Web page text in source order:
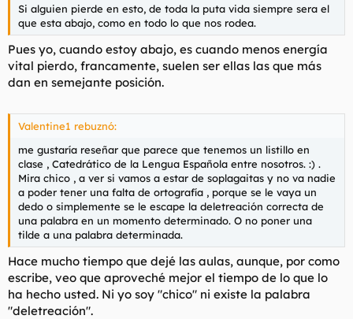
Si alguien pierde en esto, de toda la puta vida siempre sera el
que esta abajo, como en todo lo que nos rodea.
Pues yo, cuando estoy abajo, es cuando menos energía
vital pierdo, francamente, suelen ser ellas las que más
dan en semejante posición.
Valentine1 rebuznó:
me gustaría reseñar que parece que tenemos un listillo en
clase , Catedrático de la Lengua Española entre nosotros. :) .
Mira chico , a ver si vamos a estar de soplagaitas y no va nadie
a poder tener una falta de ortografía , porque se le vaya un
dedo o simplemente se le escape la deletreación correcta de
una palabra en un momento determinado. O no poner una
tilde a una palabra determinada.
Hace mucho tiempo que dejé las aulas, aunque, por como
escribe, veo que aproveché mejor el tiempo de lo que lo
ha hecho usted. Ni yo soy "chico" ni existe la palabra
"deletreación".